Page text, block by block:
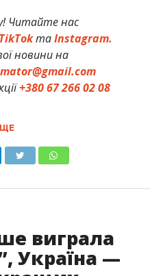
Читайте нас
TikTokтаInstagram.
новини на
+380 67 266 02 08
виграла
Україна —